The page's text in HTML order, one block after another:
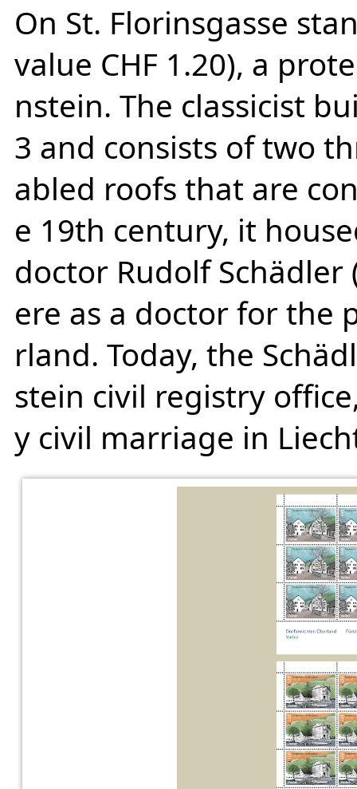
On St. Florinsgasse
value CHF 1.20), a
nstein. The classicist
3 and consists of two
abled roofs that are
e 19th century, it
doctor Rudolf Schädler
ere as a doctor for the
rland. Today, the
stein civil registry
y civil marriage in